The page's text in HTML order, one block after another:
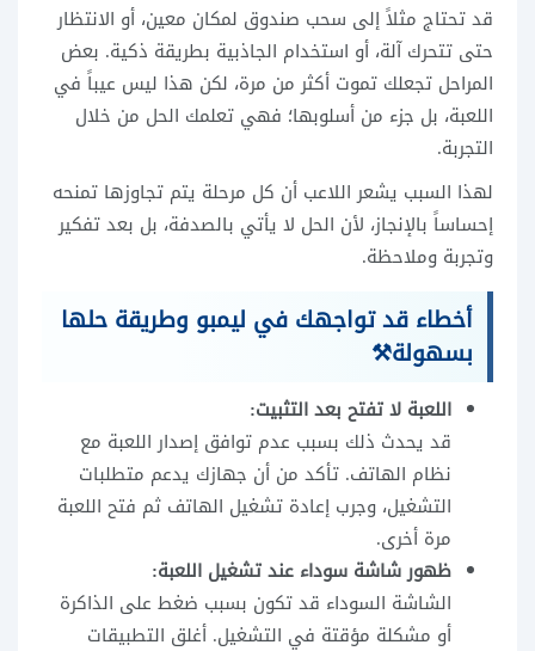
قد تحتاج مثلاً إلى سحب صندوق لمكان معين، أو الانتظار
حتى تتحرك آلة، أو استخدام الجاذبية بطريقة ذكية. بعض
المراحل تجعلك تموت أكثر من مرة، لكن هذا ليس عيباً في
اللعبة، بل جزء من أسلوبها؛ فهي تعلمك الحل من خلال
التجربة.
لهذا السبب يشعر اللاعب أن كل مرحلة يتم تجاوزها تمنحه
إحساساً بالإنجاز، لأن الحل لا يأتي بالصدفة، بل بعد تفكير
وتجربة وملاحظة.
أخطاء قد تواجهك في ليمبو وطريقة حلها
بسهولة⚒️
اللعبة لا تفتح بعد التثبيت:
قد يحدث ذلك بسبب عدم توافق إصدار اللعبة مع
نظام الهاتف. تأكد من أن جهازك يدعم متطلبات
التشغيل، وجرب إعادة تشغيل الهاتف ثم فتح اللعبة
مرة أخرى.
ظهور شاشة سوداء عند تشغيل اللعبة:
الشاشة السوداء قد تكون بسبب ضغط على الذاكرة
أو مشكلة مؤقتة في التشغيل. أغلق التطبيقات